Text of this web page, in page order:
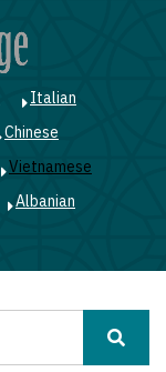
Italian
Chinese
Vietnamese
Albanian